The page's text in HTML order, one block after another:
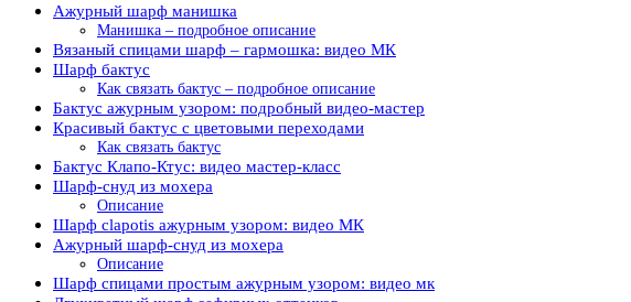
Ажурный шарф манишка
Манишка – подробное описание
Вязаный спицами шарф – гармошка: видео МК
Шарф бактус
Как связать бактус – подробное описание
Бактус ажурным узором: подробный видео-мастер
Красивый бактус с цветовыми переходами
Как связать бактус
Бактус Клапо-Ктус: видео мастер-класс
Шарф-снуд из мохера
Описание
Шарф clapotis ажурным узором: видео МК
Ажурный шарф-снуд из мохера
Описание
Шарф спицами простым ажурным узором: видео мк